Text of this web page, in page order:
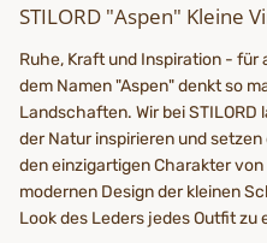
STILORD "Aspen" Kleine
Ruhe, Kraft und Inspiration - für
dem Namen "Aspen" denkt so
Landschaften. Wir bei
der Natur inspirieren und
den einzigartigen Charakter
modernen Design der kleinen
Look des Leders jedes Outfit zu